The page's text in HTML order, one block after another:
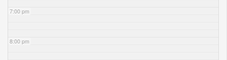
7:00 pm
8:00 pm